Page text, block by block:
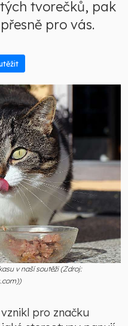
tvorečků, pak
pro vás.
v naší soutěži (Zdroj:
pro značku